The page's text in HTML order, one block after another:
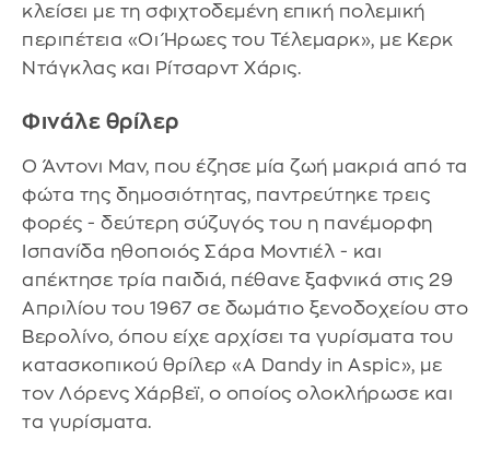
κλείσει με τη σφιχτοδεμένη επική πολεμική
περιπέτεια «Οι Ήρωες του Τέλεμαρκ», με Κερκ
Ντάγκλας και Ρίτσαρντ Χάρις.
Φινάλε θρίλερ
Ο Άντονι Μαν, που έζησε μία ζωή μακριά από τα
φώτα της δημοσιότητας, παντρεύτηκε τρεις
φορές - δεύτερη σύζυγός του η πανέμορφη
Ισπανίδα ηθοποιός Σάρα Μοντιέλ - και
απέκτησε τρία παιδιά, πέθανε ξαφνικά στις 29
Απριλίου του 1967 σε δωμάτιο ξενοδοχείου στο
Βερολίνο, όπου είχε αρχίσει τα γυρίσματα του
κατασκοπικού θρίλερ «A Dandy in Aspic», με
τον Λόρενς Χάρβεϊ, ο οποίος ολοκλήρωσε και
τα γυρίσματα.